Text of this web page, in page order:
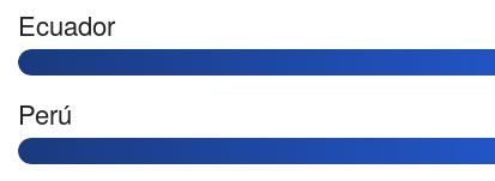
Ecuador
Perú